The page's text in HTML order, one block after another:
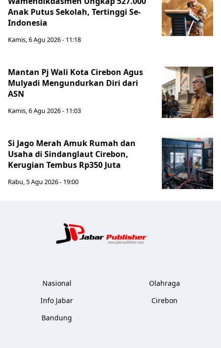
Anak Putus Sekolah, Tertinggi Se-
Indonesia
Kamis, 6 Agu 2026 - 11:18
Mantan Pj Wali Kota Cirebon Agus
Mulyadi Mengundurkan Diri dari
ASN
Kamis, 6 Agu 2026 - 11:03
Si Jago Merah Amuk Rumah dan
Usaha di Sindanglaut Cirebon,
Kerugian Tembus Rp350 Juta
Rabu, 5 Agu 2026 - 19:00
Nasional
Info Jabar
Bandung
Olahraga
Cirebon